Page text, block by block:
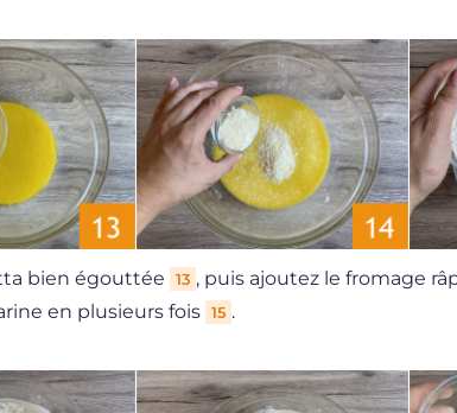
bien égouttée 13 , puis ajoutez le fromage
en plusieurs fois 15 .